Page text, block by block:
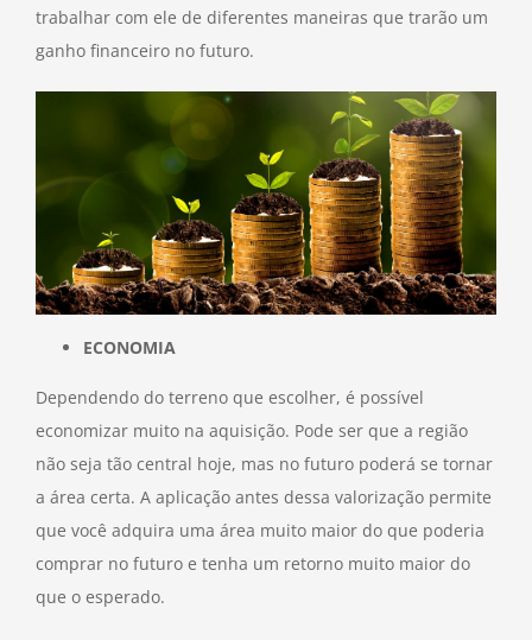
trabalhar com ele de diferentes maneiras que trarão um
ganho financeiro no futuro.
ECONOMIA
Dependendo do terreno que escolher, é possível
economizar muito na aquisição. Pode ser que a região
não seja tão central hoje, mas no futuro poderá se tornar
a área certa. A aplicação antes dessa valorização permite
que você adquira uma área muito maior do que poderia
comprar no futuro e tenha um retorno muito maior do
que o esperado.